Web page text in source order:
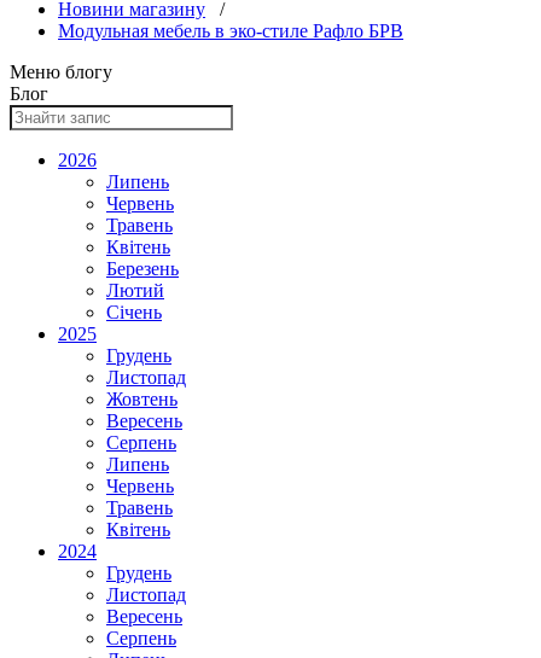
Новини магазину /
Модульная мебель в эко-стиле Рафло БРВ
Меню блогу
Блог
2026
Липень
Червень
Травень
Квітень
Березень
Лютий
Січень
2025
Грудень
Листопад
Жовтень
Вересень
Серпень
Липень
Червень
Травень
Квітень
2024
Грудень
Листопад
Вересень
Серпень